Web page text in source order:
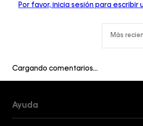
Por favor, inicia sesión para escribir
Más
Cargando comentarios…
Ayuda